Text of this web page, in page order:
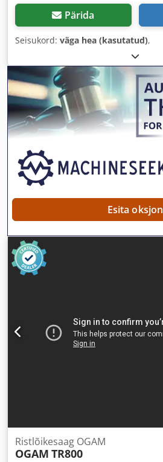
Pärida
Seisukord: väga hea (kasutatud),
Esita oksjon
Ristlõikesaag OGAM
OGAM TR800